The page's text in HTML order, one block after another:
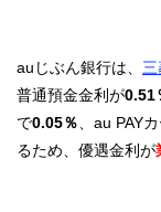
auじぶん銀行は、 三
普通預金金利が0.51
で0.05％、au PAY
るため、優遇金利が